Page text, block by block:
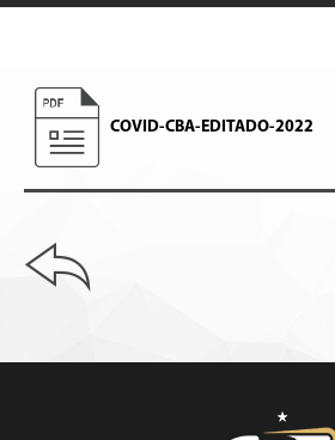
COVID-CBA-EDITADO-2022